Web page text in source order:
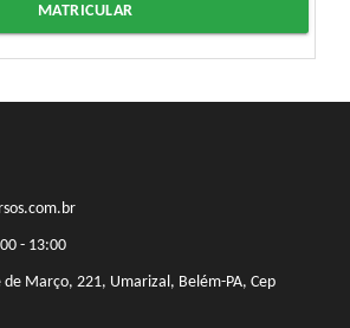
MATRICULAR
- 13:00
de Março, 221, Umarizal, Belém-PA, Cep